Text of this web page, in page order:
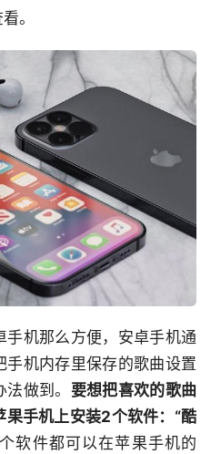
。
机那么方便，安卓手机通
机内存里保存的歌曲设置
做到。 要想把喜欢的歌曲
手机上安装2个软件：“酷
软件都可以在苹果手机的